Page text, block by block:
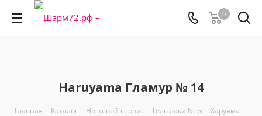
0
Haruyama Гламур № 14
Главная - Каталог - Ногтевой сервис - Гель лаки New - Харуяма -